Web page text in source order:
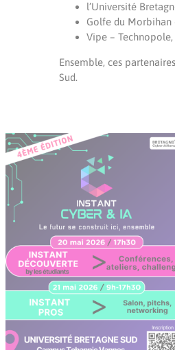
l’Université
Golfe du Morbihan
Vipe –
Ensemble, ces
Sud.